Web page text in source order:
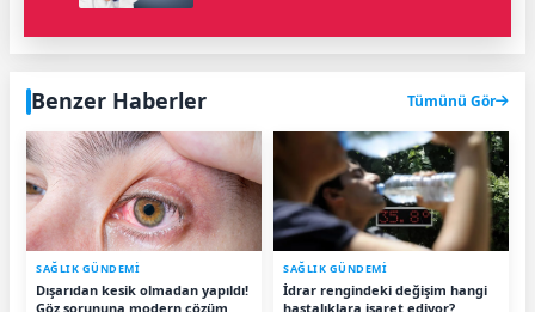
Benzer Haberler Tümünü Gör
SAĞLIK GÜNDEMİ
Dışarıdan kesik olmadan yapıldı!
Göz sorununa modern çözüm
SAĞLIK GÜNDEMİ
İdrar rengindeki değişim hangi
hastalıklara işaret ediyor?